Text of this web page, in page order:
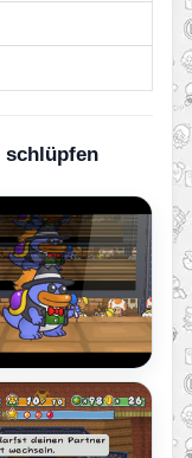
schlüpfen